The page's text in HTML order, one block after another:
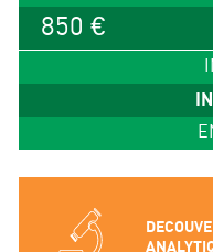
850 €